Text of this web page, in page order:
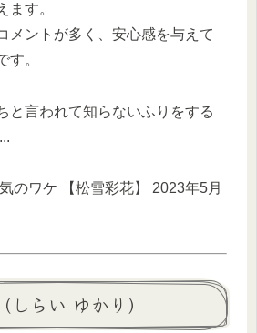
ます。
メントが多く、安心感を与えて
す。
しらい ゆかり）